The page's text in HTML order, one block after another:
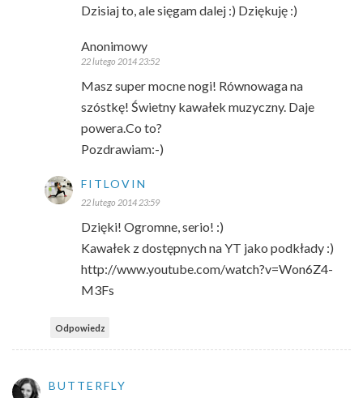
Dzisiaj to, ale sięgam dalej :) Dziękuję :)
Anonimowy
22 lutego 2014 23:52
Masz super mocne nogi! Równowaga na
szóstkę! Świetny kawałek muzyczny. Daje
powera.Co to?
Pozdrawiam:-)
FITLOVIN
22 lutego 2014 23:59
Dzięki! Ogromne, serio! :)
Kawałek z dostępnych na YT jako podkłady :)
http://www.youtube.com/watch?v=Won6Z4-
M3Fs
Odpowiedz
BUTTERFLY